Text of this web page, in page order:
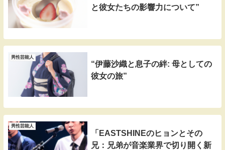
と彼女たちの影響力について”
男性芸能人
“伊藤沙織と息子の絆: 母としての
彼女の旅”
男性芸能人
「EASTSHINEのヒョンとその
兄：兄弟が音楽業界で切り開く新